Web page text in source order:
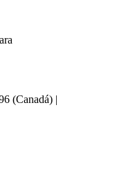
(Canadá) |